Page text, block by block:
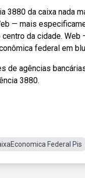
3880 da caixa nada
— mais
da cidade.
federal em
de agências
3880.
Federal Pis